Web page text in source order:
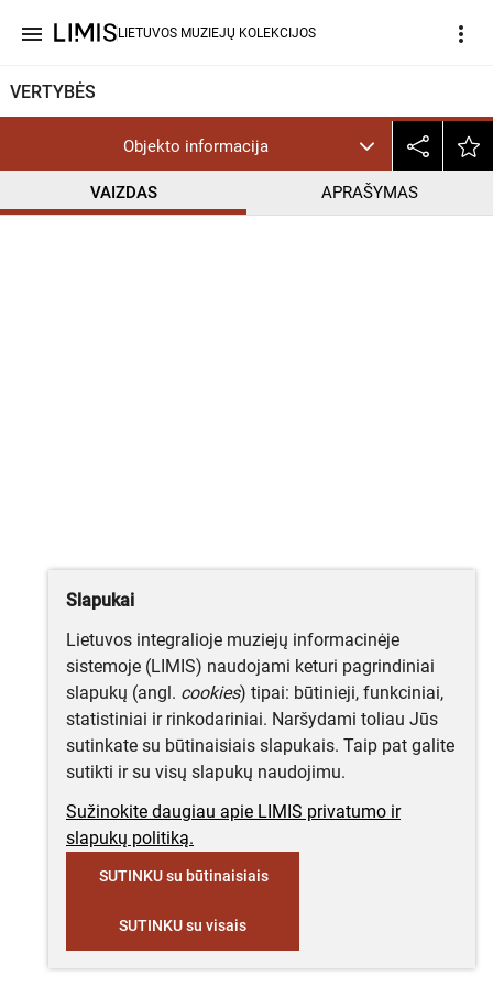
menu LIETUVOS MUZIEJŲ KOLEKCIJOS more_vert
VERTYBĖS
Objekto informacija
VAIZDAS APRAŠYMAS
CC BY-NC-ND
Slapukai
Lietuvos integralioje muziejų informacinėje
sistemoje (LIMIS) naudojami keturi pagrindiniai
slapukų (angl. cookies) tipai: būtinieji, funkciniai,
statistiniai ir rinkodariniai. Naršydami toliau Jūs
sutinkate su būtinaisiais slapukais. Taip pat galite
sutikti ir su visų slapukų naudojimu.
Sužinokite daugiau apie LIMIS privatumo ir
slapukų politiką.
SUTINKU su būtinaisiais
SUTINKU su visais